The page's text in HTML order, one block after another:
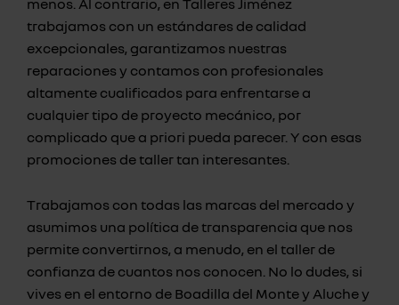
trabajamos con un estándares de calidad
excepcionales, garantizamos nuestras
reparaciones y contamos con profesionales
altamente cualificados para enfrentarse a
cualquier tipo de proyecto mecánico, por
complicado que a priori pueda parecer. Y con esas
promociones de taller tan interesantes.
Trabajamos con todas las marcas del mercado y
asumimos una política de transparencia que nos
permite convertirnos, a menudo, en el taller de
confianza de cuantos nos conocen. No lo dudes, si
vives en el entorno de Boadilla del Monte y Aluche y